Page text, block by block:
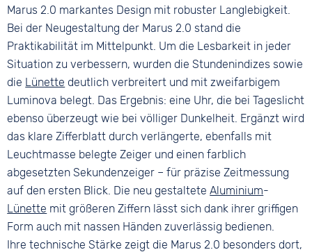
Bandschließe
Dornschließe
Marus 2.0 markantes Design mit robuster Langlebigkeit.
Bei der Neugestaltung der Marus 2.0 stand die
Praktikabilität im Mittelpunkt. Um die Lesbarkeit in jeder
Situation zu verbessern, wurden die Stundenindizes sowie
die Lünette deutlich verbreitert und mit zweifarbigem
Luminova belegt. Das Ergebnis: eine Uhr, die bei Tageslicht
ebenso überzeugt wie bei völliger Dunkelheit. Ergänzt wird
das klare Zifferblatt durch verlängerte, ebenfalls mit
Leuchtmasse belegte Zeiger und einen farblich
abgesetzten Sekundenzeiger – für präzise Zeitmessung
auf den ersten Blick. Die neu gestalteteAluminium-
Lünette mit größeren Ziffern lässt sich dank ihrer griffigen
Form auch mit nassen Händen zuverlässig bedienen.
Ihre technische Stärke zeigt die Marus 2.0 besonders dort,